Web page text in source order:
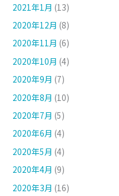
2021年1月 (13)
2020年12月 (8)
2020年11月 (6)
2020年10月 (4)
2020年9月 (7)
2020年8月 (10)
2020年7月 (5)
2020年6月 (4)
2020年5月 (4)
2020年4月 (9)
2020年3月 (16)